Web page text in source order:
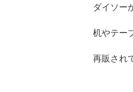
ダイソー
机やテー
再販され